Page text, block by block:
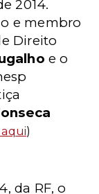
2014.
e membro
Direito
e o
)
da RF, o